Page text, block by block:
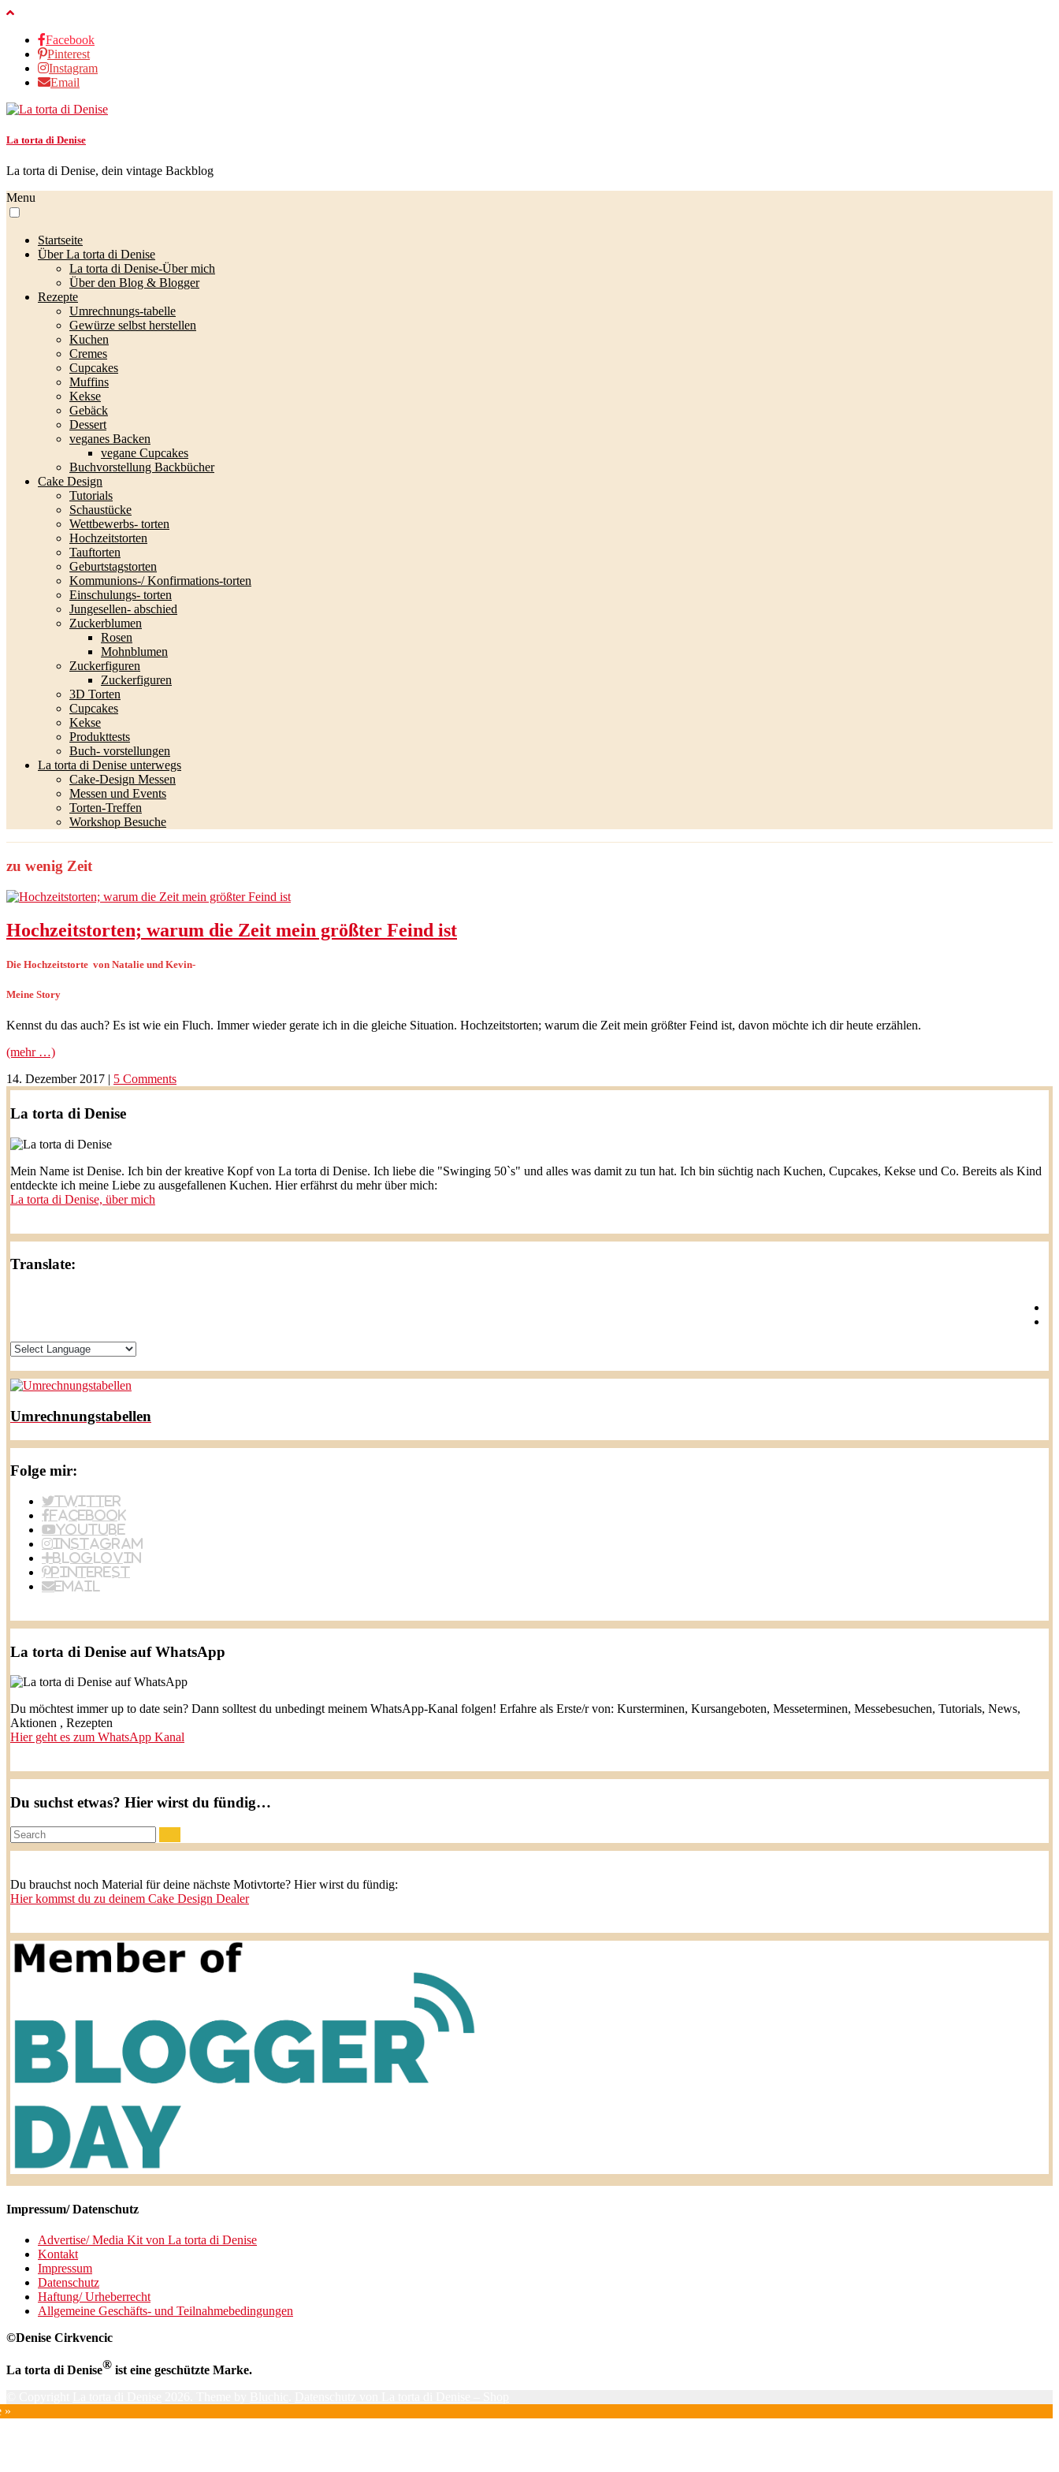
Facebook
Pinterest
Instagram
Email
La torta di Denise
La torta di Denise, dein vintage Backblog
Menu
Startseite
Über La torta di Denise
La torta di Denise-Über mich
Über den Blog & Blogger
Rezepte
Umrechnungs-tabelle
Gewürze selbst herstellen
Kuchen
Cremes
Cupcakes
Muffins
Kekse
Gebäck
Dessert
veganes Backen
vegane Cupcakes
Buchvorstellung Backbücher
Cake Design
Tutorials
Schaustücke
Wettbewerbs- torten
Hochzeitstorten
Tauftorten
Geburtstagstorten
Kommunions-/ Konfirmations-torten
Einschulungs- torten
Jungesellen- abschied
Zuckerblumen
Rosen
Mohnblumen
Zuckerfiguren
Zuckerfiguren
3D Torten
Cupcakes
Kekse
Produkttests
Buch- vorstellungen
La torta di Denise unterwegs
Cake-Design Messen
Messen und Events
Torten-Treffen
Workshop Besuche
zu wenig Zeit
Hochzeitstorten; warum die Zeit mein größter Feind ist
Die Hochzeitstorte von Natalie und Kevin-
Meine Story
Kennst du das auch? Es ist wie ein Fluch. Immer wieder gerate ich in die gleiche Situation. Hochzeitstorten; warum die Zeit mein größter Feind ist, davon möchte ich dir heute erzählen.
(mehr …)
14. Dezember 2017 | 5 Comments
La torta di Denise
Mein Name ist Denise. Ich bin der kreative Kopf von La torta di Denise. Ich liebe die "Swinging 50`s" und alles was damit zu tun hat. Ich bin süchtig nach Kuchen, Cupcakes, Kekse und Co. Bereits als Kind
entdeckte ich meine Liebe zu ausgefallenen Kuchen. Hier erfährst du mehr über mich:
La torta di Denise, über mich
Translate:
Umrechnungstabellen
Folge mir:
Twitter
Facebook
YouTube
Instagram
BlogLovin
Pinterest
Email
La torta di Denise auf WhatsApp
Du möchtest immer up to date sein? Dann solltest du unbedingt meinem WhatsApp-Kanal folgen! Erfahre als Erste/r von: Kursterminen, Kursangeboten, Messeterminen, Messebesuchen, Tutorials, News,
Aktionen , Rezepten
Hier geht es zum WhatsApp Kanal
Du suchst etwas? Hier wirst du fündig…
Search:
Du brauchst noch Material für deine nächste Motivtorte? Hier wirst du fündig:
Hier kommst du zu deinem Cake Design Dealer
Impressum/ Datenschutz
Advertise/ Media Kit von La torta di Denise
Kontakt
Impressum
Datenschutz
Haftung/ Urheberrecht
Allgemeine Geschäfts- und Teilnahmebedingungen
©Denise Cirkvencic
La torta di Denise® ist eine geschützte Marke.
»